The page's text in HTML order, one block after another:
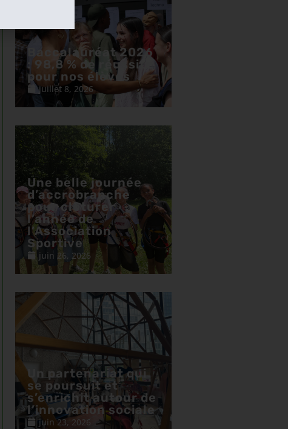
Baccalauréat 2026
: 98,8 % de réussite
pour nos élèves
juillet 8, 2026
Une belle journée
d’accrobranche
pour clôturer
l’année de
l’Association
Sportive
juin 26, 2026
Un partenariat qui
se poursuit et
s’enrichit autour de
l’innovation sociale
juin 23, 2026